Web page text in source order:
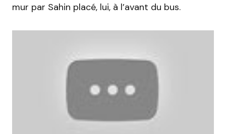
mur par Sahin placé, lui, à l’avant du bus.